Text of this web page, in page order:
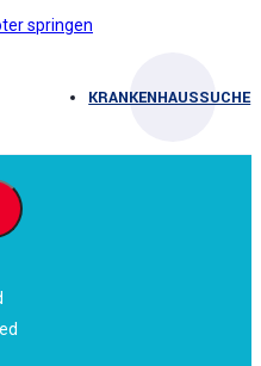
springen
KRANKENHAUSSUCHE